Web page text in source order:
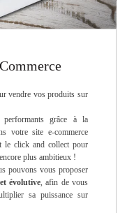
vendre vos produits sur
performants grâce à la
votre site e-commerce
click and collect pour
plus ambitieux !
pouvons vous proposer
évolutive, afin de vous
sa puissance sur